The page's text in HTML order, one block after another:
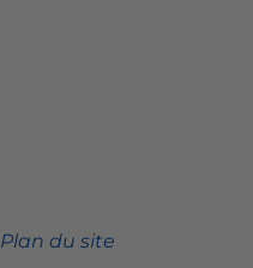
Plan du site